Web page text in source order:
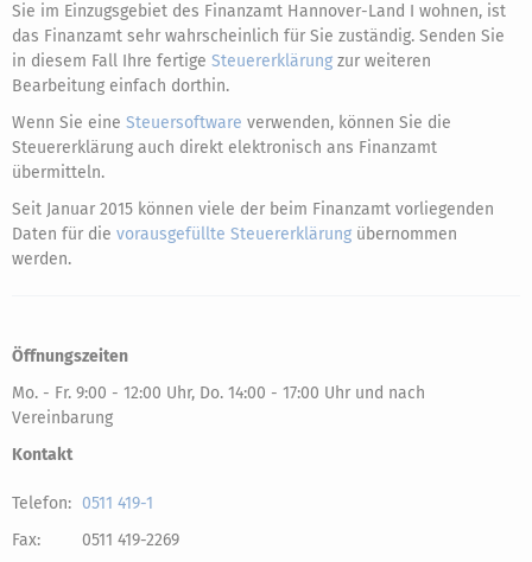
Sie im Einzugsgebiet des Finanzamt Hannover-Land I wohnen, ist
das Finanzamt sehr wahrscheinlich für Sie zuständig. Senden Sie
in diesem Fall Ihre fertige Steuererklärung zur weiteren
Bearbeitung einfach dorthin.
Wenn Sie eine Steuersoftware verwenden, können Sie die
Steuererklärung auch direkt elektronisch ans Finanzamt
übermitteln.
Seit Januar 2015 können viele der beim Finanzamt vorliegenden
Daten für die vorausgefüllte Steuererklärung übernommen
werden.
Öffnungszeiten
Mo. - Fr. 9:00 - 12:00 Uhr, Do. 14:00 - 17:00 Uhr und nach
Vereinbarung
Kontakt
Telefon: 0511 419-1
Fax:
0511 419-2269